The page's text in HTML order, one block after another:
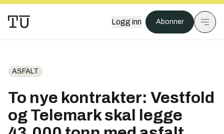
Logg inn Abonner
ASFALT
To nye kontrakter: Vestfold
og Telemark skal legge